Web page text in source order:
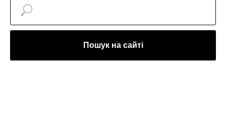
Пошук на сайті